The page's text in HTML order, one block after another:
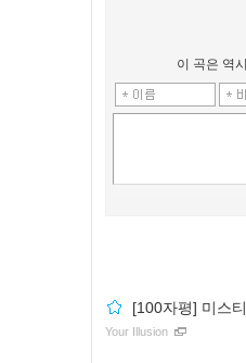
이 곡은 역
[100자평] 미스
Your Illusion